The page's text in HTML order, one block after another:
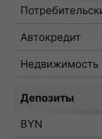
Автокредит
Недвижимость
Депозиты
BYN